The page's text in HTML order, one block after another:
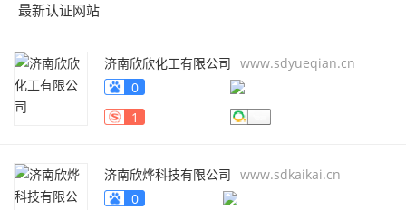
最新认证网站
济南欣欣化工有限公司 www.sdyueqian.cn
0
1
济南欣烨科技有限公司 www.sdkaikai.cn
0